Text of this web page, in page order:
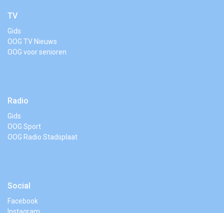
TV
Gids
OOG TV Nieuws
OOG voor senioren
Radio
Gids
OOG Sport
OOG Radio Stadsplaat
Social
Facebook
Instagram